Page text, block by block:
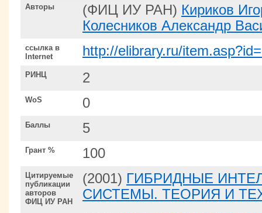
Авторы (ФИЦ ИУ РАН) Кириков
Колесников Александр
ссылка в
Internet
http://elibrary.ru/
РИНЦ 2
WoS 0
Баллы 5
Грант % 100
Цитируемые
публикации
авторов
ФИЦ ИУ РАН
(2001) ГИБРИДНЫЕ
СИСТЕМЫ. ТЕОРИЯ И